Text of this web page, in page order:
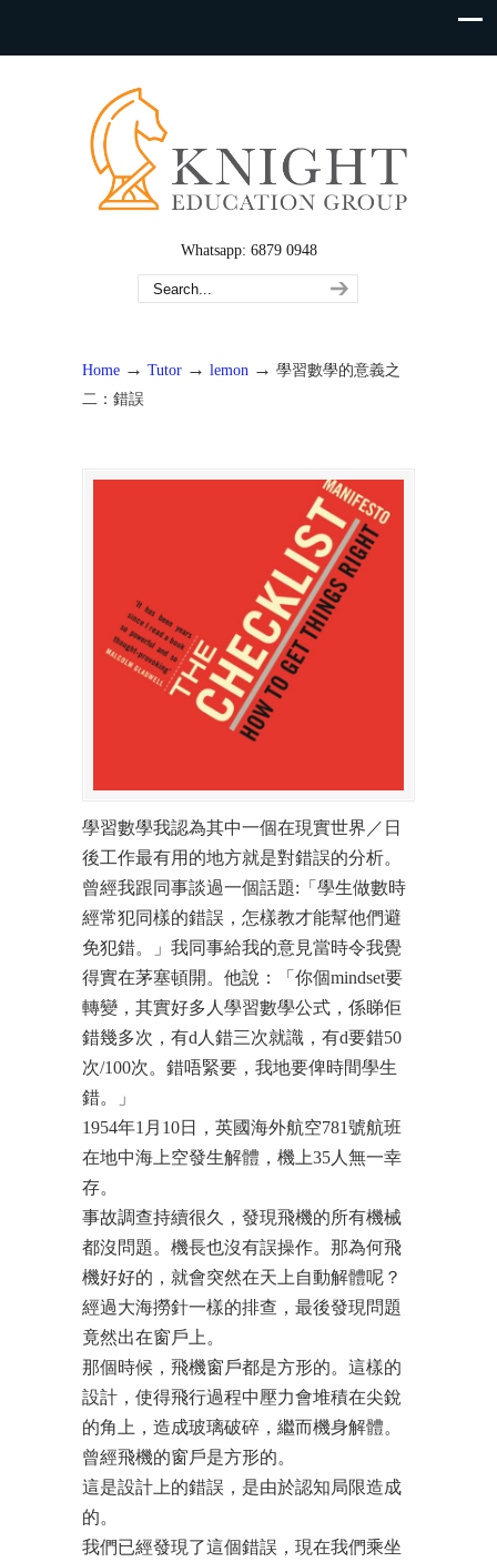
Whatsapp: 6879 0948
Home → Tutor → lemon → 學習數學的意義之
二：錯誤
學習數學我認為其中一個在現實世界／日
後工作最有用的地方就是對錯誤的分析。
曾經我跟同事談過一個話題:「學生做數時
經常犯同樣的錯誤，怎樣教才能幫他們避
免犯錯。」我同事給我的意見當時令我覺
得實在茅塞頓開。他說：「你個mindset要
轉變，其實好多人學習數學公式，係睇佢
錯幾多次，有d人錯三次就識，有d要錯50
次/100次。錯唔緊要，我地要俾時間學生
錯。」
1954年1月10日，英國海外航空781號航班
在地中海上空發生解體，機上35人無一幸
存。
事故調查持續很久，發現飛機的所有機械
都沒問題。機長也沒有誤操作。那為何飛
機好好的，就會突然在天上自動解體呢？
經過大海撈針一樣的排查，最後發現問題
竟然出在窗戶上。
那個時候，飛機窗戶都是方形的。這樣的
設計，使得飛行過程中壓力會堆積在尖銳
的角上，造成玻璃破碎，繼而機身解體。
曾經飛機的窗戶是方形的。
這是設計上的錯誤，是由於認知局限造成
的。
我們已經發現了這個錯誤，現在我們乘坐